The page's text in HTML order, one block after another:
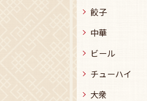
餃子
中華
ビール
チューハイ
大衆